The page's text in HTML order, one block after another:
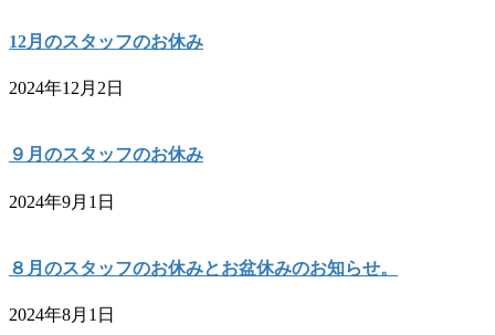
12月のスタッフのお休み
2024年12月2日
９月のスタッフのお休み
2024年9月1日
８月のスタッフのお休みとお盆休みのお知らせ。
2024年8月1日